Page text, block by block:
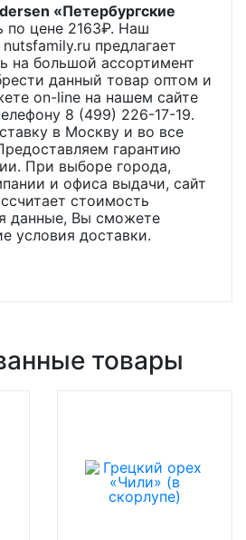
«Петербургские
по цене 2163₽. Наш
предлагает
на большой ассортимент
данный товар оптом и
on-line на нашем сайте
8 (499) 226-17-19.
в Москву и во все
гарантию
При выборе города,
и офиса выдачи, сайт
стоимость
данные, Вы сможете
условия доставки.
товары